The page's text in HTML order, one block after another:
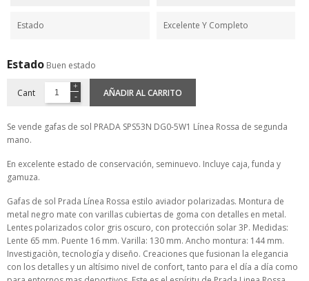
Estado Excelente Y Completo
Estado Buen estado
Cant AÑADIR AL CARRITO
Se vende gafas de sol PRADA SPS53N DG0-5W1 Línea Rossa de segunda
mano.
En excelente estado de conservación, seminuevo. Incluye caja, funda y
gamuza.
Gafas de sol Prada Línea Rossa estilo aviador polarizadas. Montura de
metal negro mate con varillas cubiertas de goma con detalles en metal.
Lentes polarizados color gris oscuro, con protección solar 3P. Medidas:
Lente 65 mm. Puente 16 mm. Varilla: 130 mm. Ancho montura: 144 mm.
Investigaciòn, tecnología y diseño. Creaciones que fusionan la elegancia
con los detalles y un altísimo nivel de confort, tanto para el día a día como